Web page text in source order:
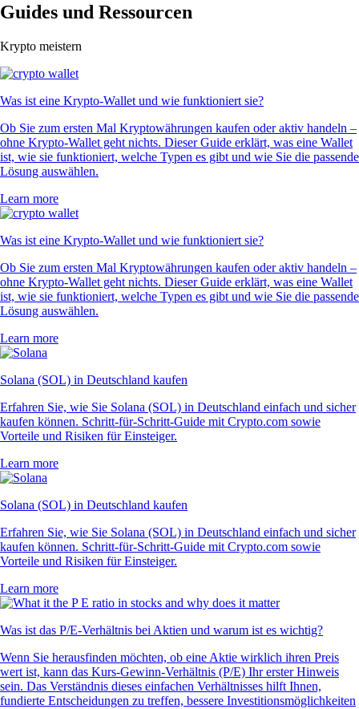
Guides und Ressourcen
Krypto meistern
Was ist eine Krypto-Wallet und wie funktioniert sie?
Ob Sie zum ersten Mal Kryptowährungen kaufen oder aktiv handeln –
ohne Krypto-Wallet geht nichts. Dieser Guide erklärt, was eine Wallet
ist, wie sie funktioniert, welche Typen es gibt und wie Sie die passende
Lösung auswählen.
Learn more
Was ist eine Krypto-Wallet und wie funktioniert sie?
Ob Sie zum ersten Mal Kryptowährungen kaufen oder aktiv handeln –
ohne Krypto-Wallet geht nichts. Dieser Guide erklärt, was eine Wallet
ist, wie sie funktioniert, welche Typen es gibt und wie Sie die passende
Lösung auswählen.
Learn more
Solana (SOL) in Deutschland kaufen
Erfahren Sie, wie Sie Solana (SOL) in Deutschland einfach und sicher
kaufen können. Schritt-für-Schritt-Guide mit Crypto.com sowie
Vorteile und Risiken für Einsteiger.
Learn more
Solana (SOL) in Deutschland kaufen
Erfahren Sie, wie Sie Solana (SOL) in Deutschland einfach und sicher
kaufen können. Schritt-für-Schritt-Guide mit Crypto.com sowie
Vorteile und Risiken für Einsteiger.
Learn more
Was ist das P/E-Verhältnis bei Aktien und warum ist es wichtig?
Wenn Sie herausfinden möchten, ob eine Aktie wirklich ihren Preis
wert ist, kann das Kurs-Gewinn-Verhältnis (P/E) Ihr erster Hinweis
sein. Das Verständnis dieses einfachen Verhältnisses hilft Ihnen,
fundierte Entscheidungen zu treffen, bessere Investitionsmöglichkeiten